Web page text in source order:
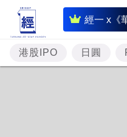
經一 x《
即
時
財
經
港股IPO 日圓